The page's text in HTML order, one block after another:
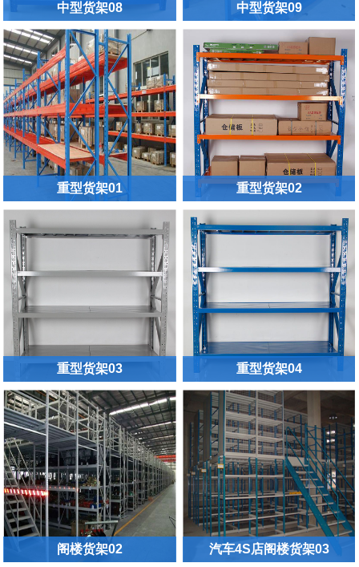
中型货架08 中型货架09
重型货架01 重型货架02
重型货架03 重型货架04
阁楼货架02 汽车4S店阁楼货架03